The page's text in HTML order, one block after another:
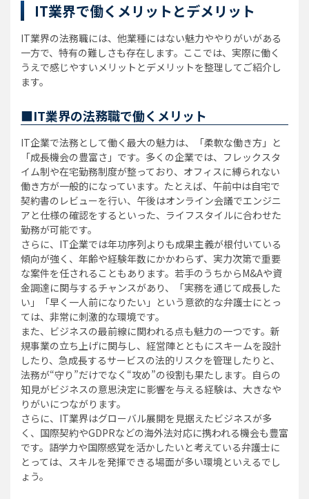
IT業界で働くメリットとデメリット
IT業界の法務職には、他業種にはない魅力ややりがいがある
一方で、特有の難しさも存在します。ここでは、実際に働く
うえで感じやすいメリットとデメリットを整理してご紹介し
ます。
■IT業界の法務職で働くメリット
IT企業で法務として働く最大の魅力は、「柔軟な働き方」と
「成長機会の豊富さ」です。多くの企業では、フレックスタ
イム制や在宅勤務制度が整っており、オフィスに縛られない
働き方が一般的になっています。たとえば、午前中は自宅で
契約書のレビューを行い、午後はオンライン会議でエンジニ
アと仕様の確認をするといった、ライフスタイルに合わせた
勤務が可能です。
さらに、IT企業では年功序列よりも成果主義が根付いている
傾向が強く、年齢や経験年数にかかわらず、実力次第で重要
な案件を任されることもあります。若手のうちからM&Aや資
金調達に関与するチャンスがあり、「実務を通じて成長した
い」「早く一人前になりたい」という意欲的な弁護士にとっ
ては、非常に刺激的な環境です。
また、ビジネスの最前線に関われる点も魅力の一つです。新
規事業の立ち上げに関与し、経営陣とともにスキームを設計
したり、急成長するサービスの法的リスクを管理したりと、
法務が“守り”だけでなく“攻め”の役割も果たします。自らの
知見がビジネスの意思決定に影響を与える経験は、大きなや
りがいにつながります。
さらに、IT業界はグローバル展開を見据えたビジネスが多
く、国際契約やGDPRなどの海外法対応に携われる機会も豊富
です。語学力や国際感覚を活かしたいと考えている弁護士に
とっては、スキルを発揮できる場面が多い環境といえるでし
ょう。